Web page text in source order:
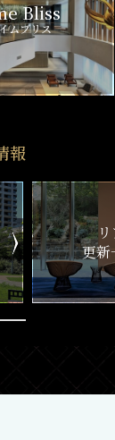
Bliss
ムブリス
報
新